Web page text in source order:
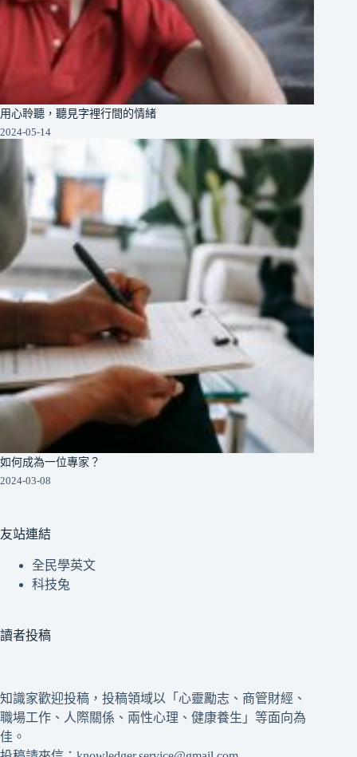
用心聆聽，聽見字裡行間的情緒
2024-05-14
如何成為一位專家？
2024-03-08
友站連結
全民學英文
科技兔
讀者投稿
知識家歡迎投稿，投稿領域以「心靈勵志、商管財經、
職場工作、人際關係、兩性心理、健康養生」等面向為
佳。